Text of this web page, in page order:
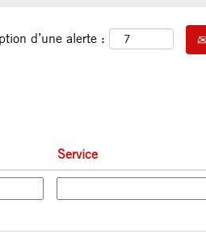
d’une alerte :
Service